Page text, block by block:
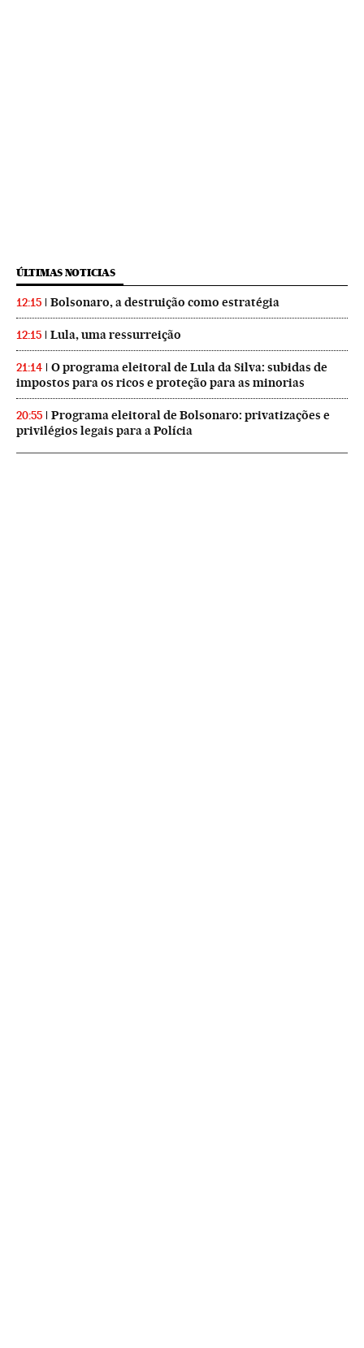
ÚLTIMAS NOTICIAS
12:15 Bolsonaro, a destruição como estratégia
12:15 Lula, uma ressurreição
21:14
O programa eleitoral de Lula da Silva: subidas de
impostos para os ricos e proteção para as minorias
20:55
Programa eleitoral de Bolsonaro: privatizações e
privilégios legais para a Polícia